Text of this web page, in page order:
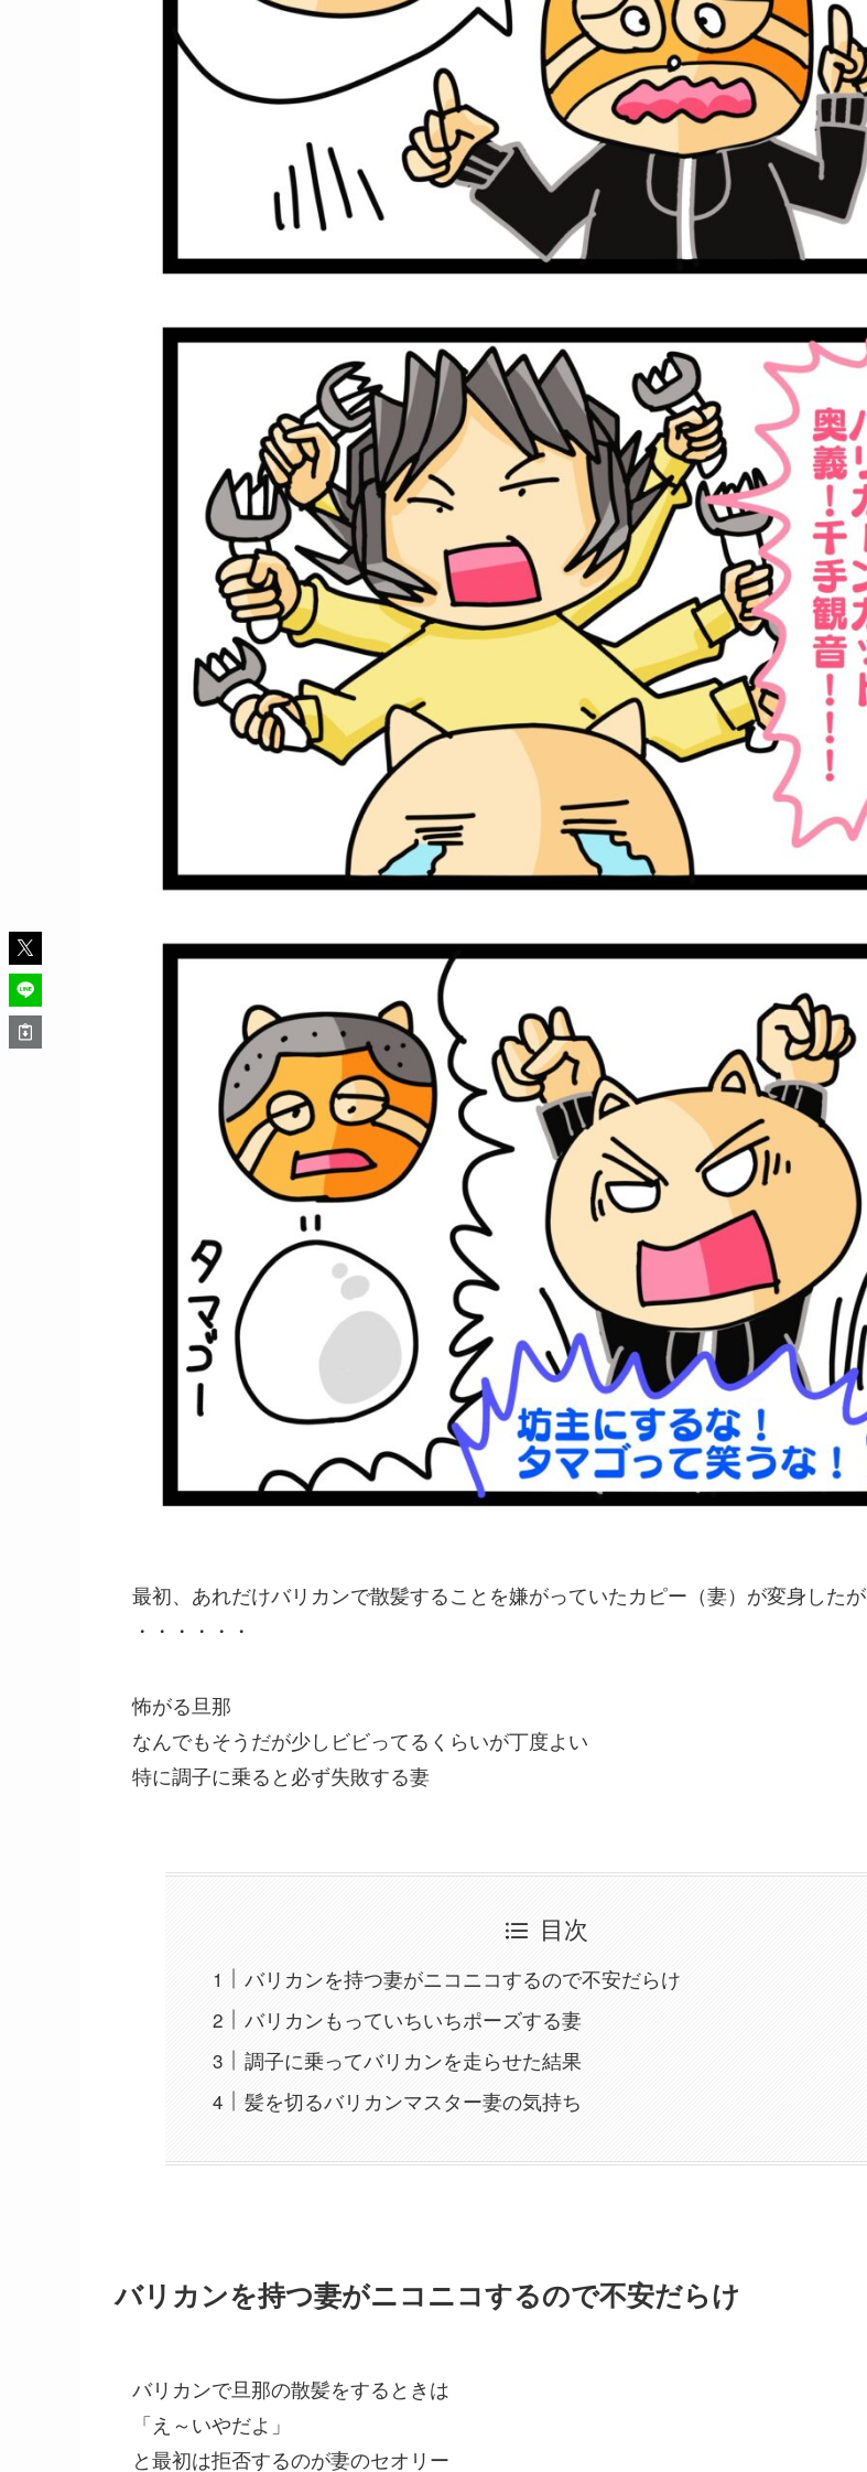
最初、あれだけバリカンで散髪することを嫌がっていたカピー（妻）が変身したが
・・・・・・
怖がる旦那
なんでもそうだが少しビビってるくらいが丁度よい
特に調子に乗ると必ず失敗する妻
目次
バリカンを持つ妻がニコニコするので不安だらけ
バリカンもっていちいちポーズする妻
調子に乗ってバリカンを走らせた結果
髪を切るバリカンマスター妻の気持ち
バリカンを持つ妻がニコニコするので不安だらけ
バリカンで旦那の散髪をするときは
「え～いやだよ」
と最初は拒否するのが妻のセオリー